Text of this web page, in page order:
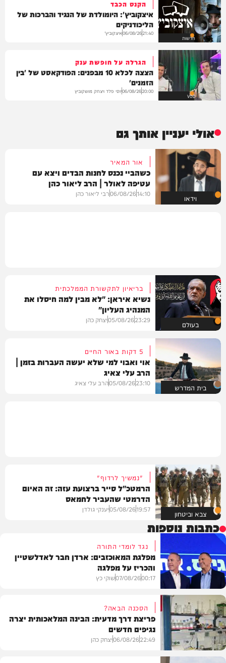
חדשות
הקנס הכבד
איצקוביץ': היומולדת של הנגיד והברכות של
הליכודניקים
21:40
06/08/26איצקוביץ'
VOD
הגרלה על חופשת ענק
הצצה לכלא 10 מבפנים: הפודקאסט של 'בין
הזמנים'
20:00
06/08/26יוסי פלד ויצחק מושקוביץ
אולי יעניין אותך גם
וידאו
אור המאיר
כשהביי נכנס לחנות הבדים ויצא עם
עטיפה לאולר | הרב ליאור כהן
14:10
06/08/26רבי ליאור כהן
בעולם
בריאיון לתקשורת הממלכתית
נשיא איראן: "לא מבין למה חיסלו את
המנהיג העליון"
23:29
05/08/26יצחק כהן
בית המדרש
5 דקות באור החיים
אוי ואבוי למי שלא יעשה העברות בזמן |
הרב עלי צאיג
23:10
05/08/26הרב עלי צאיג
צבא וביטחון
"נמשיך לרדוף"
הרמטכ"ל סייר ברצועת עזה: זה האיום
הדרמטי שהעביר לחמאס
19:57
05/08/26יענקי גולדן
כתבות נוספות
פוליטי
נגד לומדי התורה
מפלגת המאוכזבים: ארדן חבר לאדלשטיין
והכריז על מפלגה
00:17
07/08/26שוקי כץ
הסכנה הבאה?
פריצת דרך מדעית: הבינה המלאכותית יצרה
נגיפים חדשים
22:49
06/08/26יצחק כהן